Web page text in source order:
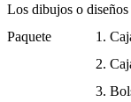
Los dibujos o
Paquete
1.
2.
3.